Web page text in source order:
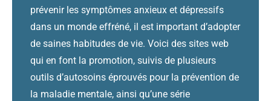
prévenir les symptômes anxieux et dépressifs
dans un monde effréné, il est important d’adopter
de saines habitudes de vie. Voici des sites web
qui en font la promotion, suivis de plusieurs
outils d’autosoins éprouvés pour la prévention de
la maladie mentale, ainsi qu’une série